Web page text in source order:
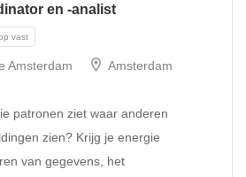
en -analist
Amsterdam Amsterdam
patronen ziet waar anderen
zien? Krijg je energie
van gegevens, het